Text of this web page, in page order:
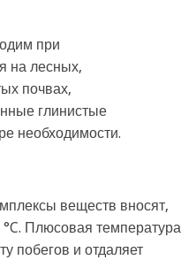
при
на лесных,
почвах,
глинистые
необходимости.
веществ вносят,
Плюсовая температура
побегов и отдаляет